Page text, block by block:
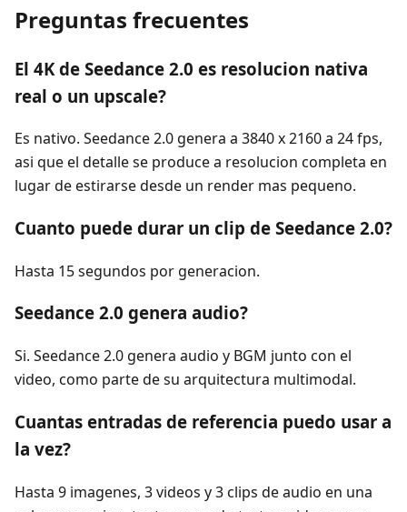
Preguntas frecuentes
El 4K de Seedance 2.0 es resolucion nativa
real o un upscale?
Es nativo. Seedance 2.0 genera a 3840 x 2160 a 24 fps,
asi que el detalle se produce a resolucion completa en
lugar de estirarse desde un render mas pequeno.
Cuanto puede durar un clip de Seedance 2.0?
Hasta 15 segundos por generacion.
Seedance 2.0 genera audio?
Si. Seedance 2.0 genera audio y BGM junto con el
video, como parte de su arquitectura multimodal.
Cuantas entradas de referencia puedo usar a
la vez?
Hasta 9 imagenes, 3 videos y 3 clips de audio en una